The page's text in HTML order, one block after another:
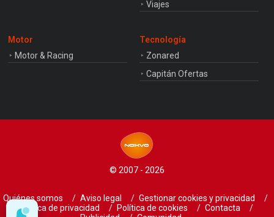
Viajes
Motor
Motor & Racing
Tecnología
Zonared
Capitán Ofertas
© 2007 - 2026
Quiénes somos Aviso legal
Gestionar cookies y privacidad
Política de privacidad
Política de cookies
Contacta